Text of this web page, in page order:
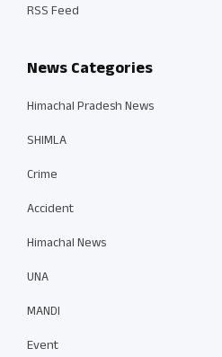
RSS Feed
News Categories
Himachal Pradesh News
SHIMLA
Crime
Accident
Himachal News
UNA
MANDI
Event